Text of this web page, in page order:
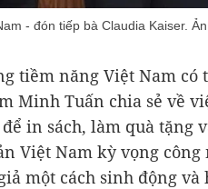
- đón tiếp bà Claudia Kaiser.
tiềm năng Việt Nam
Minh Tuấn chia sẻ về
in sách, làm quà tặng
Việt Nam kỳ vọng công
một cách sinh động và